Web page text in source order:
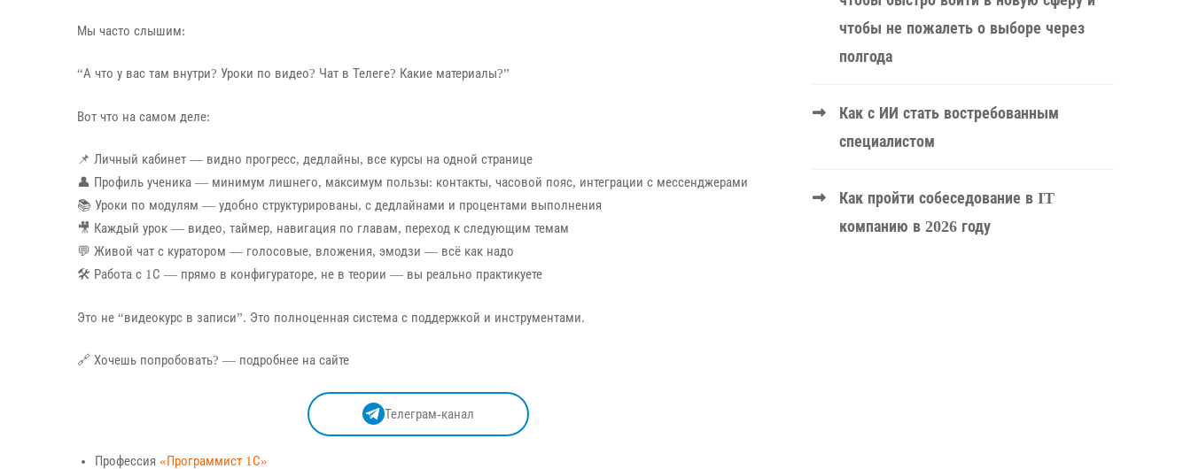
Мы часто слышим:
“А что у вас там внутри? Уроки по видео? Чат в Телеге? Какие материалы?”
Вот что на самом деле:
📌 Личный кабинет — видно прогресс, дедлайны, все курсы на одной странице
👤 Профиль ученика — минимум лишнего, максимум пользы: контакты, часовой пояс, интеграции с мессенджерами
📚 Уроки по модулям — удобно структурированы, с дедлайнами и процентами выполнения
🎥 Каждый урок — видео, таймер, навигация по главам, переход к следующим темам
💬 Живой чат с куратором — голосовые, вложения, эмодзи — всё как надо
🛠️ Работа с 1С — прямо в конфигураторе, не в теории — вы реально практикуете
Это не “видеокурс в записи”. Это полноценная система с поддержкой и инструментами.
🔗 Хочешь попробовать? — подробнее на сайте
Телеграм-канал
Профессия «Программист 1С»
чтобы не пожалеть о выборе через
полгода
Как с ИИ стать востребованным
специалистом
Как пройти собеседование в IT
компанию в 2026 году